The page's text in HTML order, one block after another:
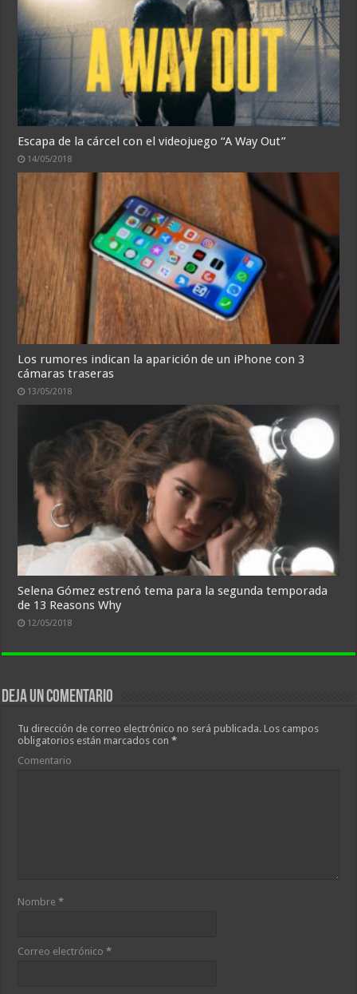
Escapa de la cárcel con el videojuego “A Way Out”
14/05/2018
Los rumores indican la aparición de un iPhone con 3
cámaras traseras
13/05/2018
Selena Gómez estrenó tema para la segunda temporada
de 13 Reasons Why
12/05/2018
Deja un comentario
Tu dirección de correo electrónico no será publicada. Los campos
obligatorios están marcados con*
Comentario
Nombre*
Correo electrónico*